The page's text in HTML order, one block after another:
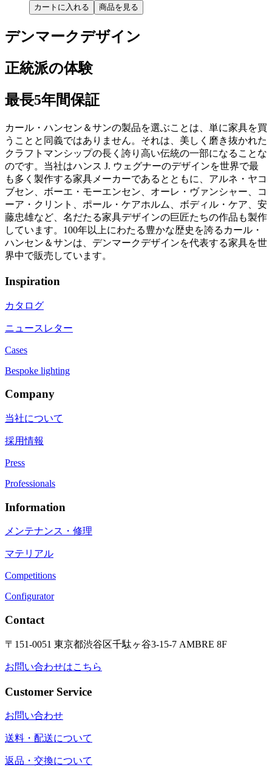
カートに入れる 商品を見る
デンマークデザイン
正統派の体験
最長5年間保証
カール・ハンセン＆サンの製品を選ぶことは、単に家具を買
うことと同義ではありません。それは、美しく磨き抜かれた
クラフトマンシップの長く誇り高い伝統の一部になることな
のです。当社はハンス J. ウェグナーのデザインを世界で最
も多く製作する家具メーカーであるとともに、アルネ・ヤコ
ブセン、ボーエ・モーエンセン、オーレ・ヴァンシャー、コ
ーア・クリント、ポール・ケアホルム、ボディル・ケア、安
藤忠雄など、名だたる家具デザインの巨匠たちの作品も製作
しています。100年以上にわたる豊かな歴史を誇るカール・
ハンセン＆サンは、デンマークデザインを代表する家具を世
界中で販売しています。
Inspiration
カタログ
ニュースレター
Cases
Bespoke lighting
Company
当社について
採用情報
Press
Professionals
Information
メンテナンス・修理
マテリアル
Competitions
Configurator
Contact
〒151-0051 東京都渋谷区千駄ヶ谷3-15-7 AMBRE 8F
お問い合わせはこちら
Customer Service
お問い合わせ
送料・配送について
返品・交換について